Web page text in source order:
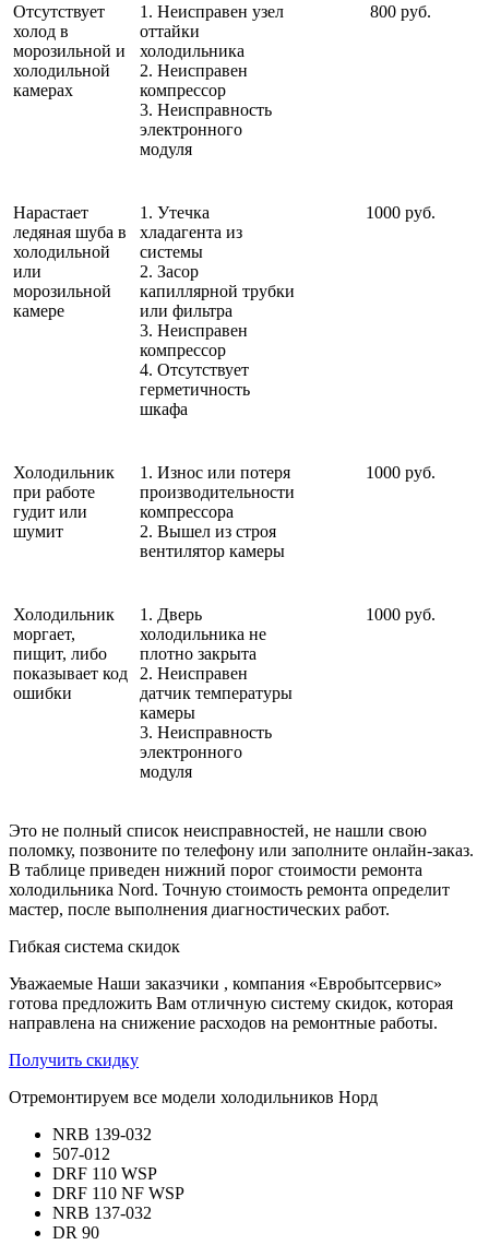
Отсутствует
холод в
морозильной и
холодильной
камерах
1. Неисправен узел
оттайки
холодильника
2. Неисправен
компрессор
3. Неисправность
электронного
модуля
800 руб.
Нарастает
ледяная шуба в
холодильной
или
морозильной
камере
1. Утечка
хладагента из
системы
2. Засор
капиллярной трубки
или фильтра
3. Неисправен
компрессор
4. Отсутствует
герметичность
шкафа
1000 руб.
Холодильник
при работе
гудит или
шумит
1. Износ или потеря
производительности
компрессора
2. Вышел из строя
вентилятор камеры
1000 руб.
Холодильник
моргает,
пищит, либо
показывает код
ошибки
1. Дверь
холодильника не
плотно закрыта
2. Неисправен
датчик температуры
камеры
3. Неисправность
электронного
модуля
1000 руб.
Это не полный список неисправностей, не нашли свою
поломку, позвоните по телефону или заполните онлайн-заказ.
В таблице приведен нижний порог стоимости ремонта
холодильника Nord. Точную стоимость ремонта определит
мастер, после выполнения диагностических работ.
Гибкая система скидок
Уважаемые Наши заказчики , компания «Евробытсервис»
готова предложить Вам отличную систему скидок, которая
направлена на снижение расходов на ремонтные работы.
Получить скидку
Отремонтируем все модели холодильников Норд
NRB 139-032
507-012
DRF 110 WSP
DRF 110 NF WSP
NRB 137-032
DR 90